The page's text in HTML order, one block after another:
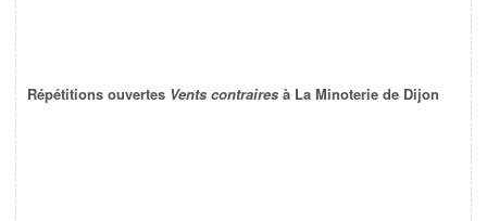
Répétitions ouvertes Vents contraires à La Minoterie de Dijon